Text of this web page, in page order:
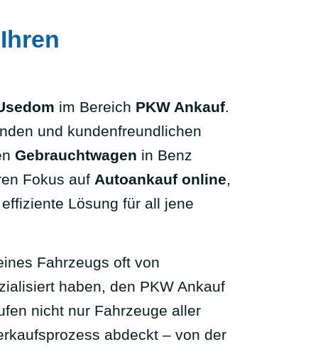
im Bereich PKW Ankauf.
und kundenfreundlichen
Gebrauchtwagen in Benz
Fokus auf Autoankauf online,
Lösung für all jene
Fahrzeugs oft von
haben, den PKW Ankauf
nicht nur Fahrzeuge aller
abdeckt – von der